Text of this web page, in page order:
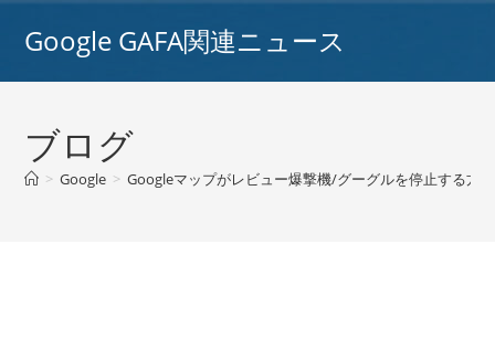
Google GAFA関連ニュース
ブログ
> Google > Googleマップがレビュー爆撃機/グーグルを停止する方